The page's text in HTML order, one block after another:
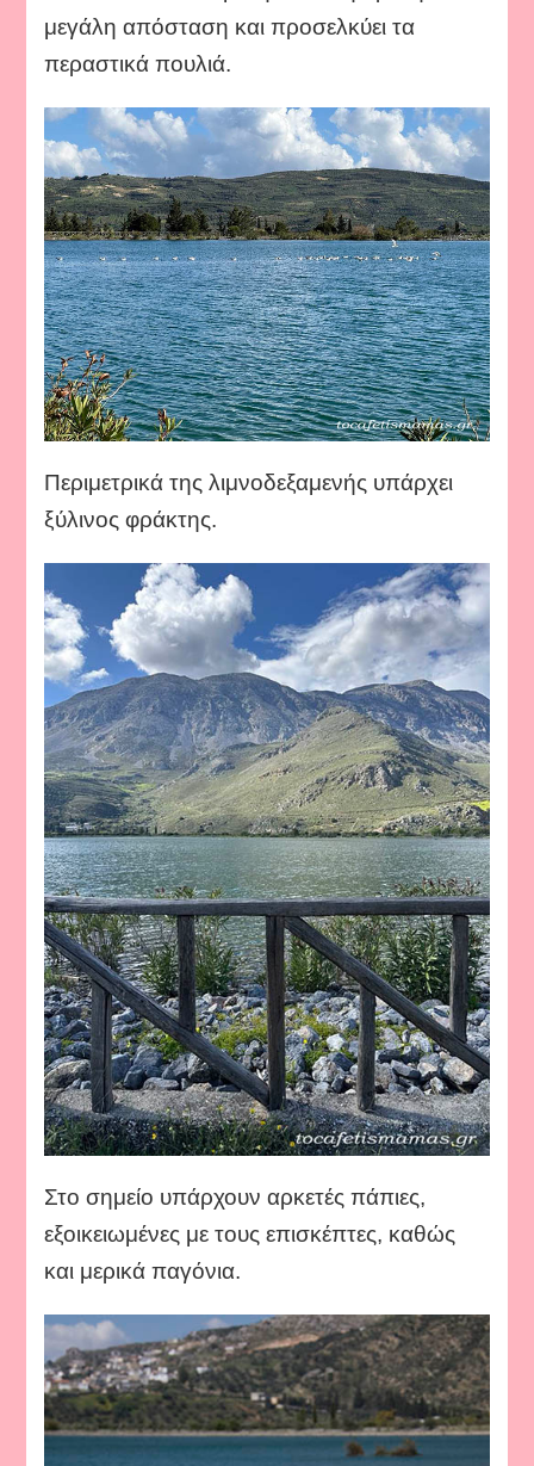
μεγάλη απόσταση και προσελκύει τα
περαστικά πουλιά.
Περιμετρικά της λιμνοδεξαμενής υπάρχει
ξύλινος φράκτης.
Στο σημείο υπάρχουν αρκετές πάπιες,
εξοικειωμένες με τους επισκέπτες, καθώς
και μερικά παγόνια.